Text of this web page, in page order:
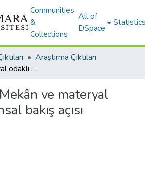
Communities
&
Collections
All of
DSpace
Statistics
Araştırma Çıktıları
Mekân ve materyal odaklı mekânsal bakış açısı
Mekân ve materyal
bakış açısı